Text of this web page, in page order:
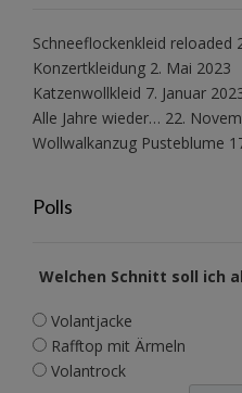
Schneeflockenkleid reloaded
Konzertkleidung 2. Mai 2023
Katzenwollkleid 7. Januar
Alle Jahre wieder… 22.
Wollwalkanzug Pusteblume
Polls
Welchen Schnitt soll ich
Volantjacke
Rafftop mit Ärmeln
Volantrock